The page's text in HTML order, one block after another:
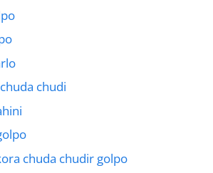
chudi
chuda chudir golpo